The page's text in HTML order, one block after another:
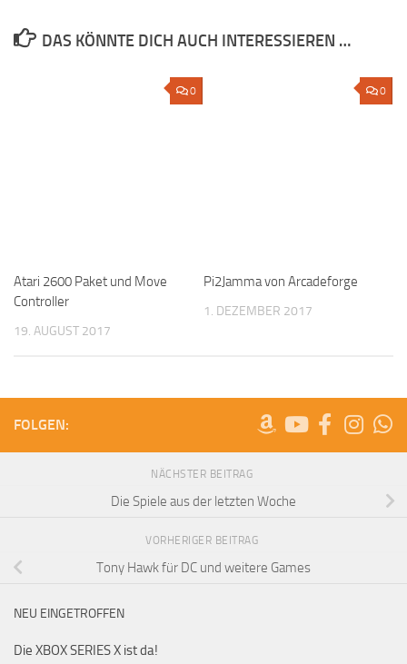
DAS KÖNNTE DICH AUCH INTERESSIEREN …
0
Atari 2600 Paket und Move
Controller
19. AUGUST 2017
0
Pi2Jamma von Arcadeforge
1. DEZEMBER 2017
FOLGEN:
NÄCHSTER BEITRAG
Die Spiele aus der letzten Woche
VORHERIGER BEITRAG
Tony Hawk für DC und weitere Games
NEU EINGETROFFEN
Die XBOX SERIES X ist da!